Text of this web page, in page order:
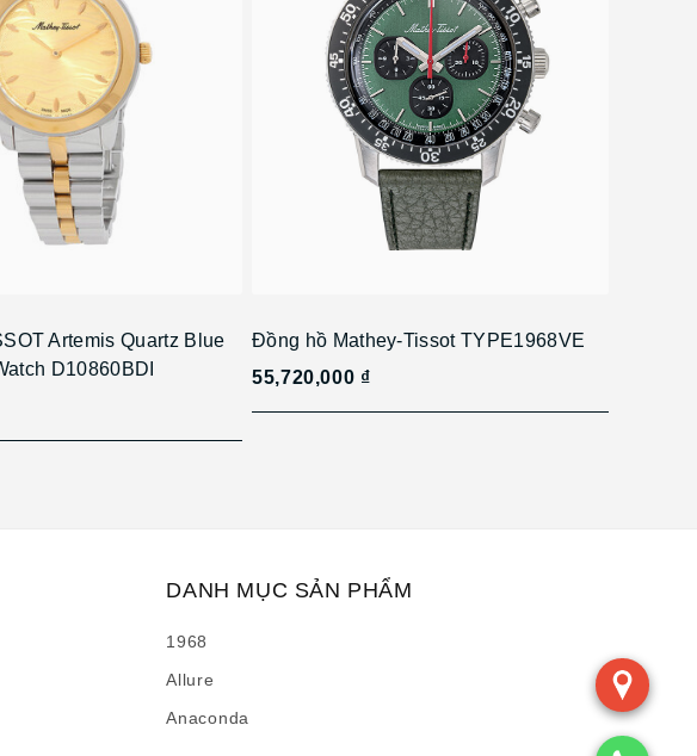
Artemis Quartz Blue
D10860BDI
Đồng hồ Mathey-Tissot TYPE1968VE
55,720,000 ₫
DANH MỤC SẢN PHẨM
1968
Allure
Anaconda